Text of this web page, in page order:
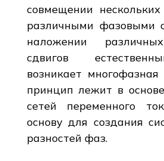
совмещении
различными фазовыми
наложении
сдвигов
возникает многофазная
принцип лежит в
сетей переменного
основу для создания
разностей фаз.